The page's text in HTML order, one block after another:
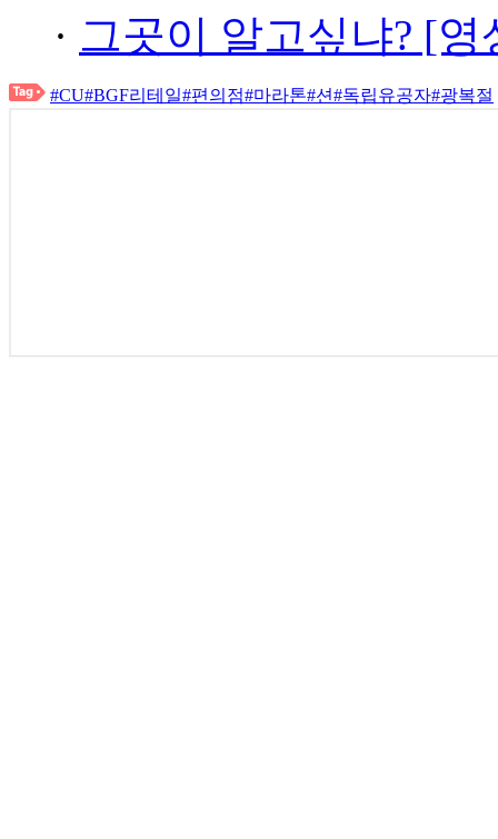
· 그곳이 알고싶냐? [
#CU#BGF리테일#편의점#마라톤#션#독립유공자#광복절